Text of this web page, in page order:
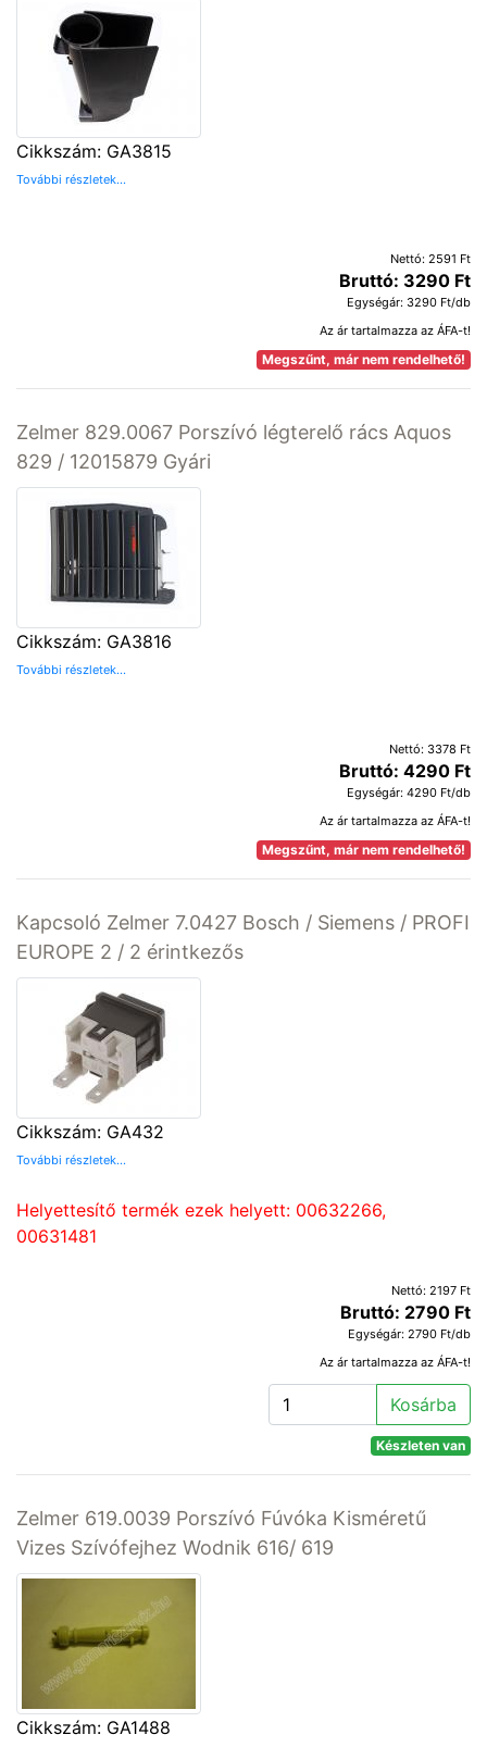
Cikkszám: GA3815
További részletek...
Nettó: 2591 Ft
Bruttó: 3290 Ft
Egységár: 3290 Ft/db
Az ár tartalmazza az ÁFA-t!
Megszűnt, már nem rendelhető!
Zelmer 829.0067 Porszívó légterelő rács Aquos
829 / 12015879 Gyári
Cikkszám: GA3816
További részletek...
Nettó: 3378 Ft
Bruttó: 4290 Ft
Egységár: 4290 Ft/db
Az ár tartalmazza az ÁFA-t!
Megszűnt, már nem rendelhető!
Kapcsoló Zelmer 7.0427 Bosch / Siemens / PROFI
EUROPE 2 / 2 érintkezős
Cikkszám: GA432
További részletek...
Helyettesítő termék ezek helyett: 00632266,
00631481
Nettó: 2197 Ft
Bruttó: 2790 Ft
Egységár: 2790 Ft/db
Az ár tartalmazza az ÁFA-t!
Kosárba
Készleten van
Zelmer 619.0039 Porszívó Fúvóka Kisméretű
Vizes Szívófejhez Wodnik 616/ 619
Cikkszám: GA1488